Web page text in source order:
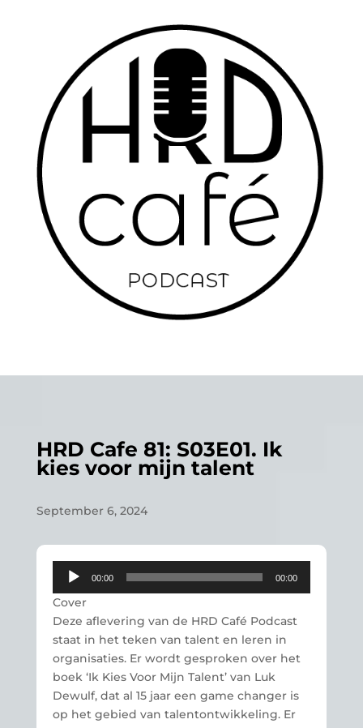
HRD Cafe 81: S03E01. Ik
kies voor mijn talent
September 6, 2024
Audio
00:00 00:00
Cover
Deze aflevering van de HRD Café Podcast
staat in het teken van talent en leren in
organisaties. Er wordt gesproken over het
boek ‘Ik Kies Voor Mijn Talent’ van Luk
Dewulf, dat al 15 jaar een game changer is
op het gebied van talentontwikkeling. Er